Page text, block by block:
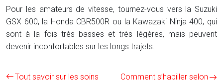
Pour les amateurs de vitesse, tournez-vous vers la Suzuki
GSX 600, la Honda CBR500R ou la Kawazaki Ninja 400, qui
sont à la fois très basses et très légères, mais peuvent
devenir inconfortables sur les longs trajets.
Tout savoir sur les soins
Comment s’habiller selon